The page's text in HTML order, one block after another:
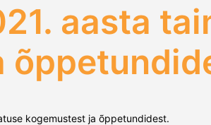
aasta
kogemustest ja õppetundidest.